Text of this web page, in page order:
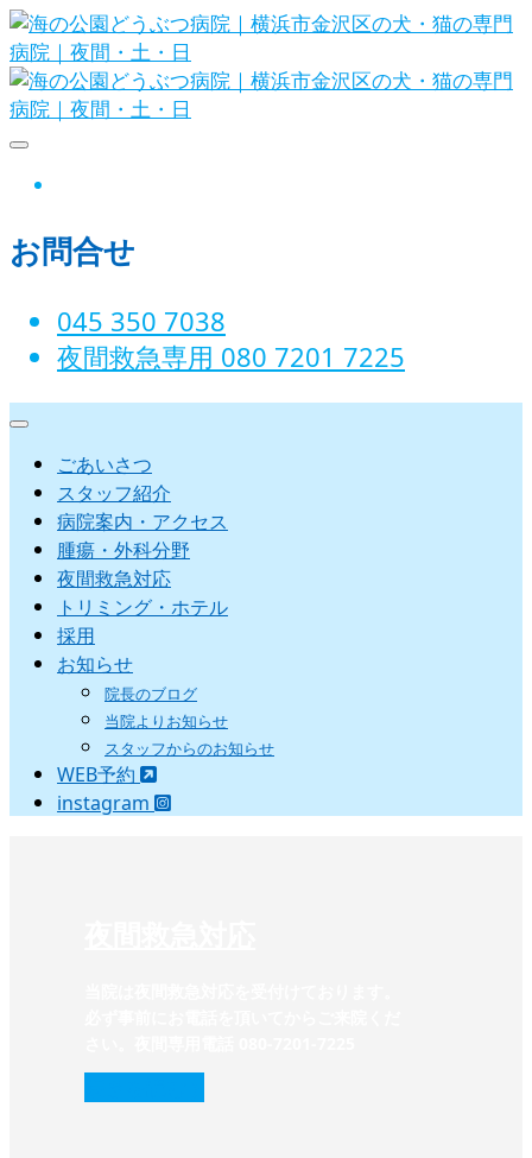
Skip
to
content
海の公園どうぶつ病院｜横
浜市金沢区の犬・猫の専門
お問合せ
045 350 7038‬
夜間救急専用 080 7201 7225‬
ごあいさつ
スタッフ紹介
病院案内・アクセス
腫瘍・外科分野
夜間救急対応
トリミング・ホテル
採用
お知らせ
院長のブログ
当院よりお知らせ
スタッフからのお知らせ
WEB予約
instagram